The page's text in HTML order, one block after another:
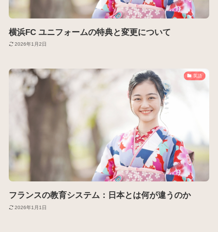
横浜FC ユニフォームの特典と変更について
2026年1月2日
英語
フランスの教育システム：日本とは何が違うのか
2026年1月1日